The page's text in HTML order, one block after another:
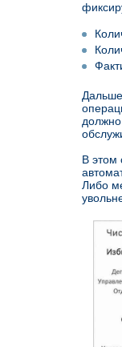
В этом
Либо